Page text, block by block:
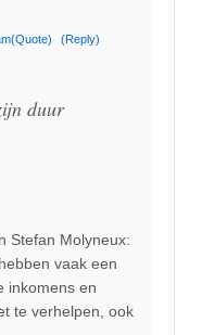
(Quote) (Reply)
duur
Stefan Molyneux:
vaak een
inkomens en
te verhelpen, ook